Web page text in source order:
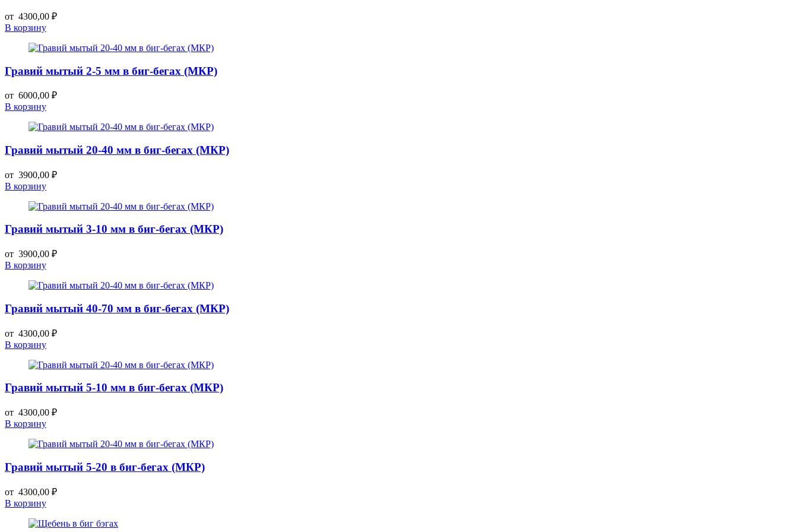
от 4300,00 ₽
В корзину
Гравий мытый 2-5 мм в биг-бегах (МКР)
от 6000,00 ₽
В корзину
Гравий мытый 20-40 мм в биг-бегах (МКР)
от 3900,00 ₽
В корзину
Гравий мытый 3-10 мм в биг-бегах (МКР)
от 3900,00 ₽
В корзину
Гравий мытый 40-70 мм в биг-бегах (МКР)
от 4300,00 ₽
В корзину
Гравий мытый 5-10 мм в биг-бегах (МКР)
от 4300,00 ₽
В корзину
Гравий мытый 5-20 в биг-бегах (МКР)
от 4300,00 ₽
В корзину